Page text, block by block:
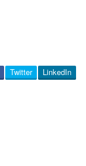
LinkedIn
Twitter